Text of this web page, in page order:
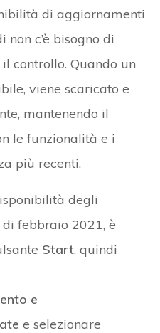
di aggiornamenti
c’è bisogno di
controllo. Quando un
viene scaricato e
mantenendo il
le funzionalità e i
più recenti.
degli
febbraio 2021, è
Start, quindi
e
e selezionare